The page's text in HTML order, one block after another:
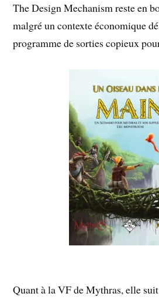
The Design Mechanism reste en
malgré un contexte économique
programme de sorties copieux
Quant à la VF de Mythras, elle